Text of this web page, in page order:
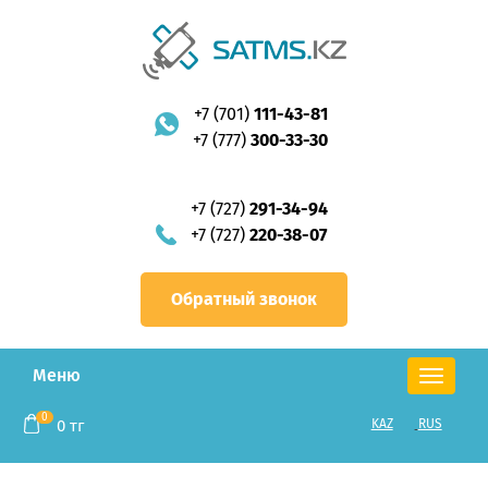
+7 (701) 111-43-81
+7 (777) 300-33-30
+7 (727) 291-34-94
+7 (727) 220-38-07
Обратный звонок
Toggle
navigation
Меню
0 0тг KAZ RUS